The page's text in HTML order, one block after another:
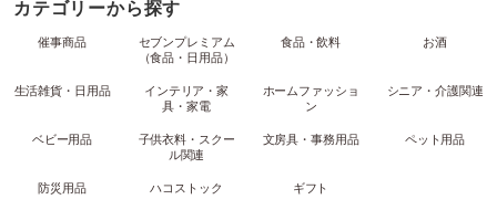
カテゴリーから探す
催事商品
セブンプレミアム
（食品・日用品）
食品・飲料 お酒
生活雑貨・日用品
インテリア・家
具・家電
ホームファッショ
ン
シニア・介護関連
ベビー用品
子供衣料・スクー
ル関連
文房具・事務用品 ペット用品
防災用品 ハコストック ギフト